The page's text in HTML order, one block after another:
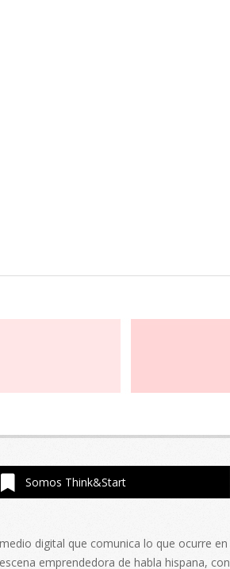
Somos Think&Start
digital que comunica lo que ocurre en
emprendedora de habla hispana, con